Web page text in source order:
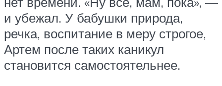
и убежал. У бабушки природа,
речка, воспитание в меру строгое,
Артем после таких каникул
становится самостоятельнее.